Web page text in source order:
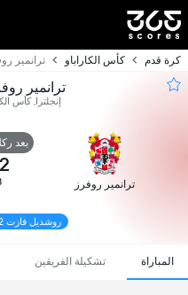
كرة قدم كأس الكاراباو ترانمير
ترانمير
إنجلترا, كأس
ترانمير روفرز
بعد
2
روشديل فازت 2-1 بعد ركلات الترجيح
المباراة تشكيلة الفريقين